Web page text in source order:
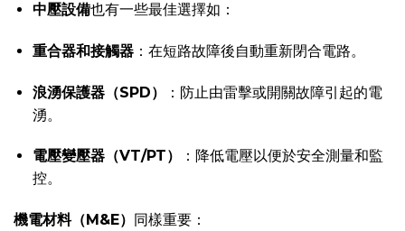
中壓設備也有一些最佳選擇如：
重合器和接觸器：在短路故障後自動重新閉合電路。
浪湧保護器（SPD）
：防止由雷擊或開關故障引起的電
湧。
電壓變壓器（VT/PT）
：降低電壓以便於安全測量和監
控。
機電材料（M&E） 同樣重要：